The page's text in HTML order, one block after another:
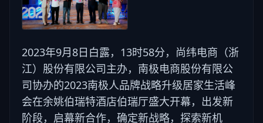
2023年9月8日白露，13时58分，尚纬电商（浙
江）股份有限公司主办，南极电商股份有限公
司协办的2023南极人品牌战略升级居家生活峰
会在余姚伯瑞特酒店伯瑞厅盛大开幕，出发新
阶段，启幕新合作，确定新战略，探索新机